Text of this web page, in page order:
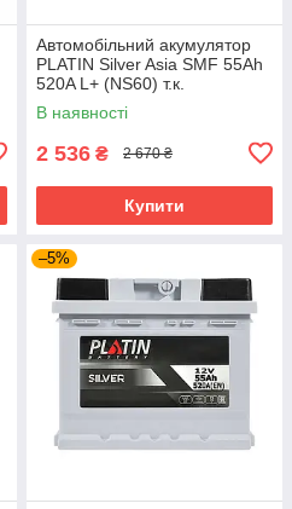
Автомобільний акумулятор
PLATIN Silver Asia SMF 55Ah
520A L+ (NS60) т.к.
В наявності
2 536 ₴ 2 670 ₴
Купити
–5%